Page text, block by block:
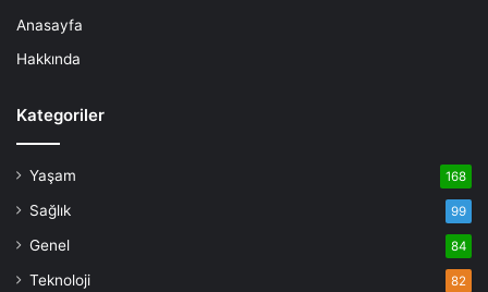
Anasayfa
Hakkında
Kategoriler
Yaşam 168
Sağlık 99
Genel 84
Teknoloji 82